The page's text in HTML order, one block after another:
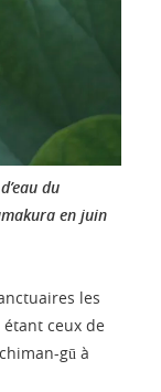
du
en juin
les
étant ceux de
gū à